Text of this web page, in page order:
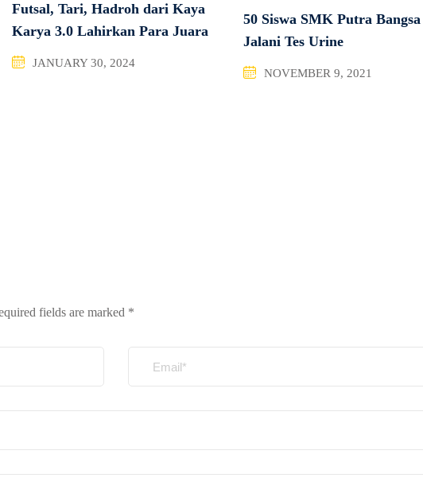
Futsal, Tari, Hadroh dari Kaya
Karya 3.0 Lahirkan Para Juara
JANUARY 30, 2024
50 Siswa SMK Putra Bangsa
Jalani Tes Urine
NOVEMBER 9, 2021
fields are marked *